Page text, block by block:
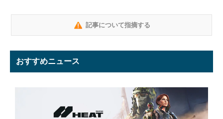
記事について指摘する
おすすめニュース